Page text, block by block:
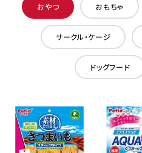
おやつ おもちゃ
サークル・ケージ
ドッグフード